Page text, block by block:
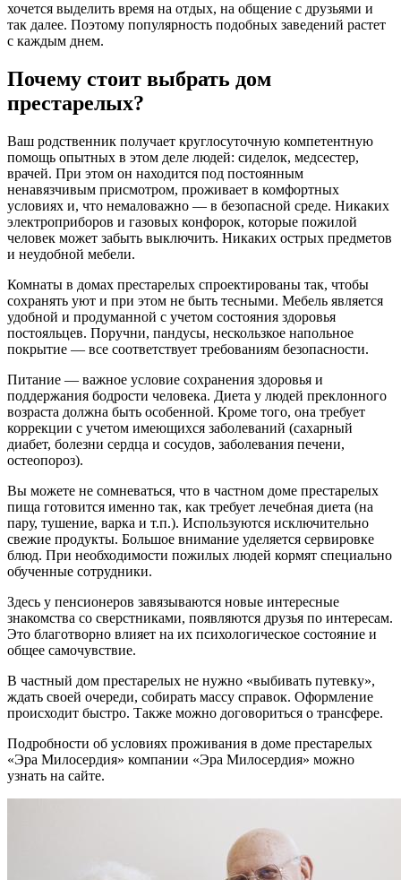
хочется выделить время на отдых, на общение с друзьями и
так далее. Поэтому популярность подобных заведений растет
с каждым днем.
Почему стоит выбрать дом
престарелых?
Ваш родственник получает круглосуточную компетентную
помощь опытных в этом деле людей: сиделок, медсестер,
врачей. При этом он находится под постоянным
ненавязчивым присмотром, проживает в комфортных
условиях и, что немаловажно — в безопасной среде. Никаких
электроприборов и газовых конфорок, которые пожилой
человек может забыть выключить. Никаких острых предметов
и неудобной мебели.
Комнаты в домах престарелых спроектированы так, чтобы
сохранять уют и при этом не быть тесными. Мебель является
удобной и продуманной с учетом состояния здоровья
постояльцев. Поручни, пандусы, нескользкое напольное
покрытие — все соответствует требованиям безопасности.
Питание — важное условие сохранения здоровья и
поддержания бодрости человека. Диета у людей преклонного
возраста должна быть особенной. Кроме того, она требует
коррекции с учетом имеющихся заболеваний (сахарный
диабет, болезни сердца и сосудов, заболевания печени,
остеопороз).
Вы можете не сомневаться, что в частном доме престарелых
пища готовится именно так, как требует лечебная диета (на
пару, тушение, варка и т.п.). Используются исключительно
свежие продукты. Большое внимание уделяется сервировке
блюд. При необходимости пожилых людей кормят специально
обученные сотрудники.
Здесь у пенсионеров завязываются новые интересные
знакомства со сверстниками, появляются друзья по интересам.
Это благотворно влияет на их психологическое состояние и
общее самочувствие.
В частный дом престарелых не нужно «выбивать путевку»,
ждать своей очереди, собирать массу справок. Оформление
происходит быстро. Также можно договориться о трансфере.
Подробности об условиях проживания в доме престарелых
«Эра Милосердия» компании «Эра Милосердия» можно
узнать на сайте.